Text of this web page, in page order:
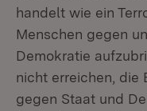
handelt wie ein
Menschen gegen
Demokratie
nicht erreichen, die
gegen Staat und